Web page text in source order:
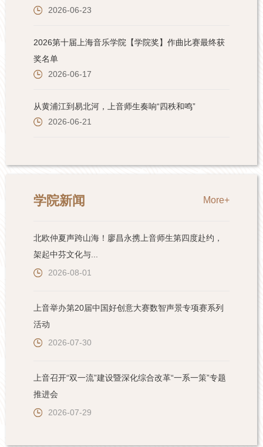
学院新闻 More+
北欧仲夏声跨山海！廖昌永携上音师生第四度赴约，
架起中芬文化与...
2026-08-01
上音举办第20届中国好创意大赛数智声景专项赛系列
活动
2026-07-30
上音召开“双一流”建设暨深化综合改革“一系一策”专题
推进会
2026-07-29